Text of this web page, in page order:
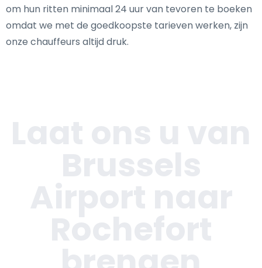
om hun ritten minimaal 24 uur van tevoren te boeken
omdat we met de goedkoopste tarieven werken, zijn
onze chauffeurs altijd druk.